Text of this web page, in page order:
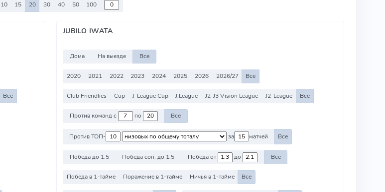
10 15 20 30 40 50 100
Все
JUBILO IWATA
Дома На выезде Все
2020 2021 2022 2023 2024 2025 2026 2026/27 Все
Club Friendlies Cup J-League Cup J.League J2-J3 Vision League J2-League Все
Против команд с по Все
Против ТОП- за матчей Все
Победа до 1.5 Победа соп. до 1.5 Победа от до Все
Победа в 1-тайме Поражение в 1-тайме Ничья в 1-тайме Все